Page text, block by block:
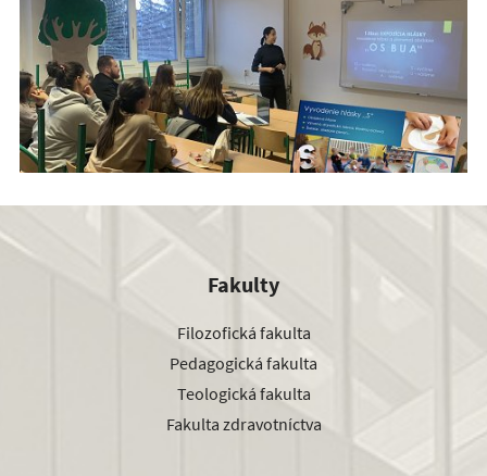
Fakulty
Filozofická fakulta
Pedagogická fakulta
Teologická fakulta
Fakulta zdravotníctva